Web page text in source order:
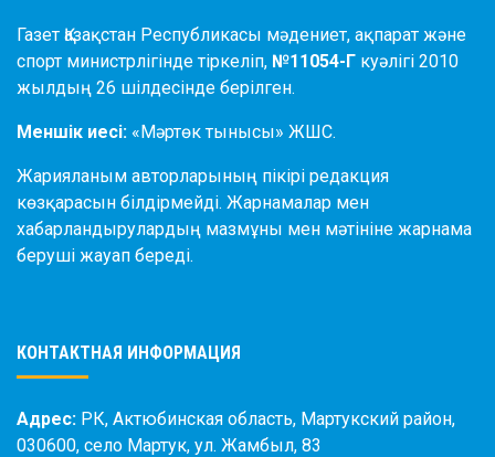
Газет Қазақстан Республикасы мәдениет, ақпарат және
спорт министрлігінде тіркеліп, №11054-Г куәлігі 2010
жылдың 26 шілдесінде берілген.
Меншік иесі: «Мәртөк тынысы» ЖШС.
Жарияланым авторларының пікірі редакция
көзқарасын білдірмейді. Жарнамалар мен
хабарландырулардың мазмұны мен мәтініне жарнама
беруші жауап береді.
КОНТАКТНАЯ ИНФОРМАЦИЯ
Адрес: РК, Актюбинская область, Мартукский район,
030600, село Мартук, ул. Жамбыл, 83